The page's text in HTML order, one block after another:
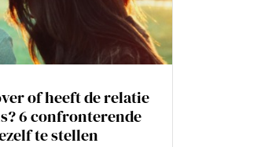
of heeft de relatie
6 confronterende
te stellen